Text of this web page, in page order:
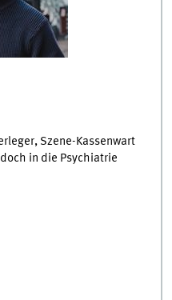
Szene-Kassenwart
in die Psychiatrie